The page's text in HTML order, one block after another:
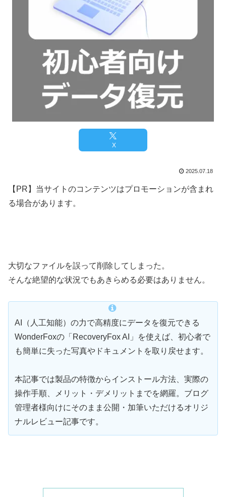
X
2025.07.18
【PR】当サイトのコンテンツはプロモーションが含まれ
る場合があります。
大切なファイルを誤って削除してしまった。
そんな絶望的な状況でもあきらめる必要はありません。
AI（人工知能）の力で高精度にデータを復元できる
WonderFoxの「RecoveryFox AI」を使えば、初心者で
も簡単に失った写真やドキュメントを取り戻せます。
本記事では製品の特徴からインストール方法、実際の
操作手順、メリット・デメリットまでを網羅。ブログ
管理者様向けにそのまま公開・加筆いただけるオリジ
ナルレビュー記事です。